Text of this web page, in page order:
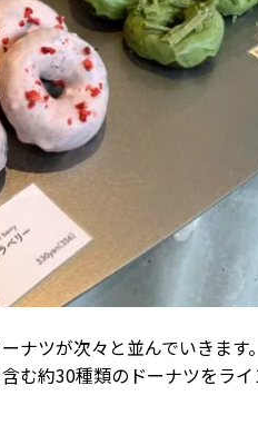
ナツが次々と並んでいきます
む約30種類のドーナツをライ